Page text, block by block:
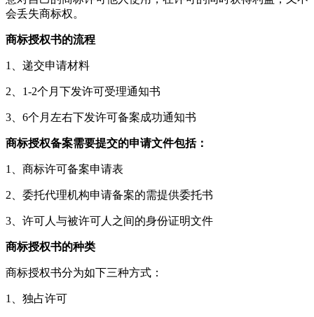
会丢失商标权。
商标授权书的流程
1、递交申请材料
2、1-2个月下发许可受理通知书
3、6个月左右下发许可备案成功通知书
商标授权备案需要提交的申请文件包括：
1、商标许可备案申请表
2、委托代理机构申请备案的需提供委托书
3、许可人与被许可人之间的身份证明文件
商标授权书的种类
商标授权书分为如下三种方式：
1、独占许可